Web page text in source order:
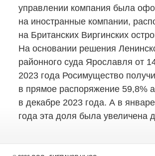
управлении компания была
на иностранные компании,
на Британских Виргинских
На основании решения
районного суда Ярославля от
2023 года Росимущество
в прямое распоряжение 59,8%
в декабре 2023 года. А в
года эта доля была увеличена